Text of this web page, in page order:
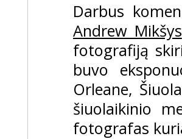
Darbus
Andrew Mikšys
fotografiją
buvo
Orleane,
šiuolaikinio
fotografas